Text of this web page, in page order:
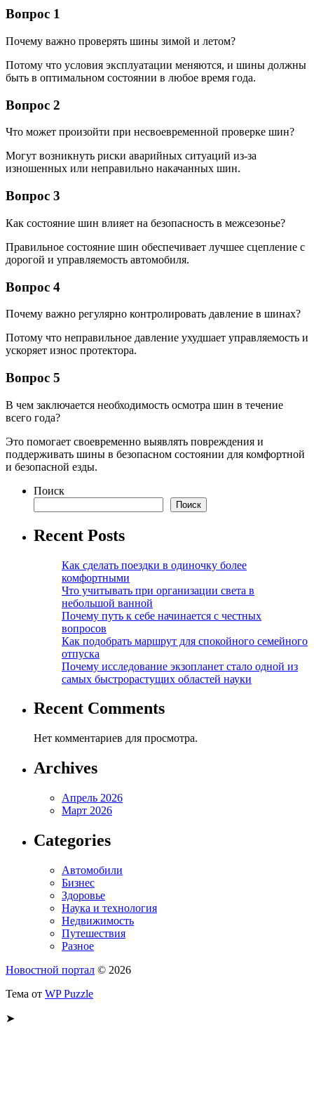
Вопрос 1
Почему важно проверять шины зимой и летом?
Потому что условия эксплуатации меняются, и шины должны
быть в оптимальном состоянии в любое время года.
Вопрос 2
Что может произойти при несвоевременной проверке шин?
Могут возникнуть риски аварийных ситуаций из-за
изношенных или неправильно накачанных шин.
Вопрос 3
Как состояние шин влияет на безопасность в межсезонье?
Правильное состояние шин обеспечивает лучшее сцепление с
дорогой и управляемость автомобиля.
Вопрос 4
Почему важно регулярно контролировать давление в шинах?
Потому что неправильное давление ухудшает управляемость и
ускоряет износ протектора.
Вопрос 5
В чем заключается необходимость осмотра шин в течение
всего года?
Это помогает своевременно выявлять повреждения и
поддерживать шины в безопасном состоянии для комфортной
и безопасной езды.
Поиск
Поиск
Recent Posts
Как сделать поездки в одиночку более
комфортными
Что учитывать при организации света в
небольшой ванной
Почему путь к себе начинается с честных
вопросов
Как подобрать маршрут для спокойного семейного
отпуска
Почему исследование экзопланет стало одной из
самых быстрорастущих областей науки
Recent Comments
Нет комментариев для просмотра.
Archives
Апрель 2026
Март 2026
Categories
Автомобили
Бизнес
Здоровье
Наука и технология
Недвижимость
Путешествия
Разное
Новостной портал © 2026
Тема от WP Puzzle
➤